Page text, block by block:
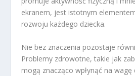
ekranem, jest istotnym
rozwoju każdego dziecka.
Nie bez znaczenia pozostaje
Problemy zdrowotne, takie jak
mogą znacząco wpłynąć na wagę